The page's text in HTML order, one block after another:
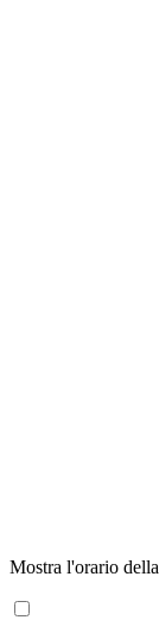
Mostra l'orario